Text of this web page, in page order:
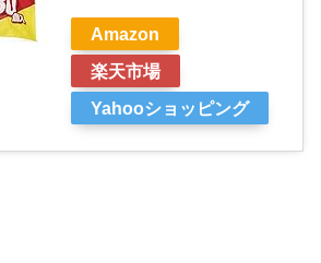
Amazon
楽天市場
Yahooショッピング